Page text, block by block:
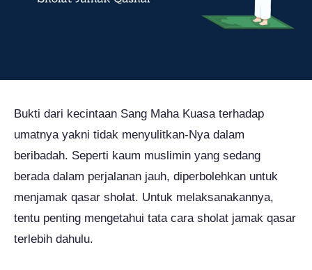
Bukti dari kecintaan Sang Maha Kuasa terhadap
umatnya yakni tidak menyulitkan-Nya dalam
beribadah. Seperti kaum muslimin yang sedang
berada dalam perjalanan jauh, diperbolehkan untuk
menjamak qasar sholat. Untuk melaksanakannya,
tentu penting mengetahui tata cara sholat jamak qasar
terlebih dahulu.